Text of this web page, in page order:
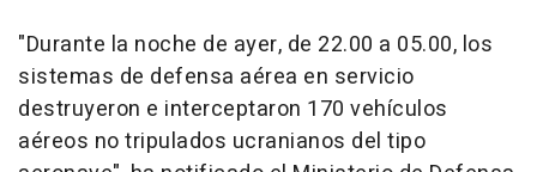
"Durante la noche de ayer, de 22.00 a 05.00, los
sistemas de defensa aérea en servicio
destruyeron e interceptaron 170 vehículos
aéreos no tripulados ucranianos del tipo